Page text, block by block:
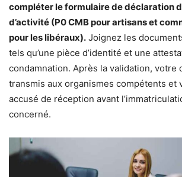
compléter le formulaire de déclaration
d’activité (P0 CMB pour artisans et
pour les libéraux). Joignez les
tels qu’une pièce d’identité et une
condamnation. Après la validation, votre
transmis aux organismes compétents et
accusé de réception avant
concerné.